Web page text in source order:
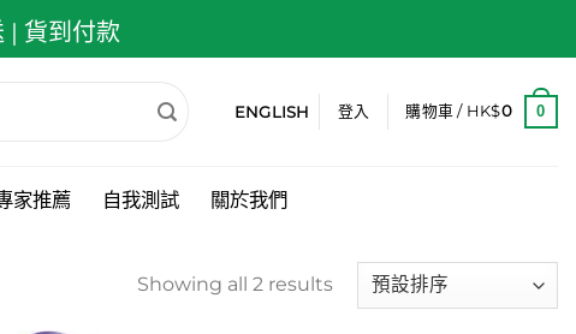
| 貨到付款
ENGLISH 登入 購物車 / HK$0 0
家推薦 自我測試 關於我們
Showing all 2 results